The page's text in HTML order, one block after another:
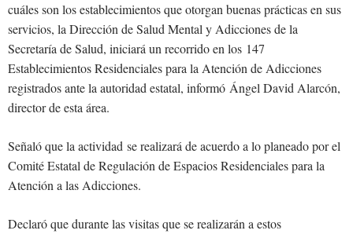
cuáles son los establecimientos que otorgan buenas prácticas en sus
servicios, la Dirección de Salud Mental y Adicciones de la
Secretaría de Salud, iniciará un recorrido en los 147
Establecimientos Residenciales para la Atención de Adicciones
registrados ante la autoridad estatal, informó Ángel David Alarcón,
director de esta área.
Señaló que la actividad se realizará de acuerdo a lo planeado por el
Comité Estatal de Regulación de Espacios Residenciales para la
Atención a las Adicciones.
Declaró que durante las visitas que se realizarán a estos